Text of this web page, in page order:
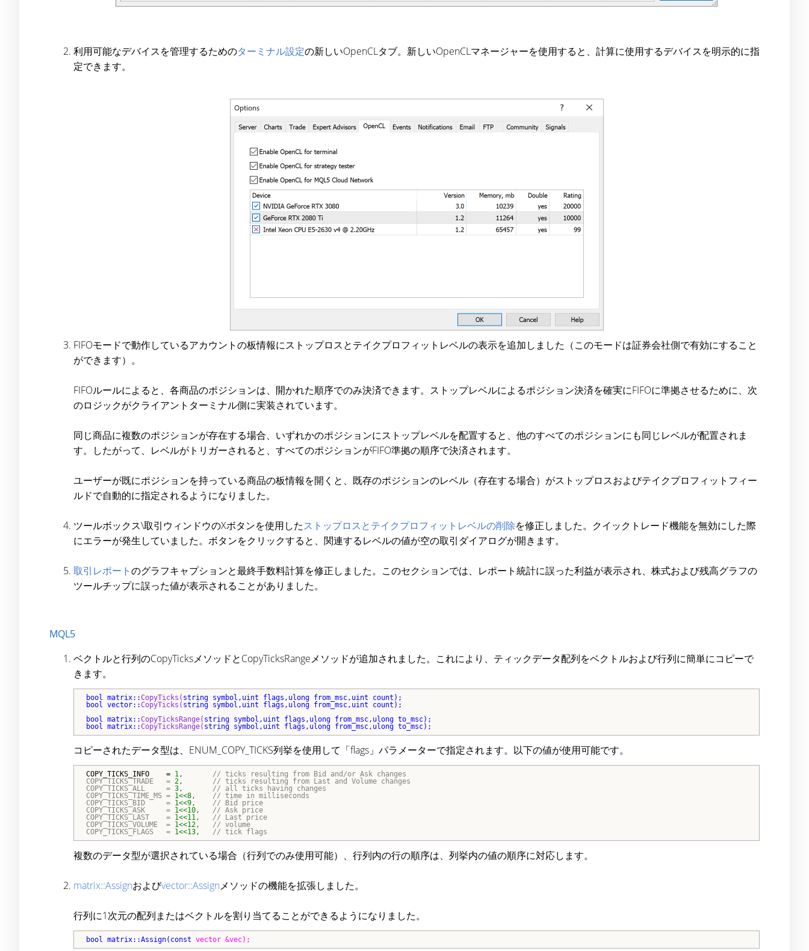
利用可能なデバイスを管理するためのターミナル設定の新しいOpenCLタブ。新しいOpenCLマネージャーを使用すると、計算に使用するデバイスを明示的に指
定できます。
FIFOモードで動作しているアカウントの板情報にストップロスとテイクプロフィットレベルの表示を追加しました（このモードは証券会社側で有効にすること
ができます）。
FIFOルールによると、各商品のポジションは、開かれた順序でのみ決済できます。ストップレベルによるポジション決済を確実にFIFOに準拠させるために、次
のロジックがクライアントターミナル側に実装されています。
同じ商品に複数のポジションが存在する場合、いずれかのポジションにストップレベルを配置すると、他のすべてのポジションにも同じレベルが配置されま
す。したがって、レベルがトリガーされると、すべてのポジションがFIFO準拠の順序で決済されます。
ユーザーが既にポジションを持っている商品の板情報を開くと、既存のポジションのレベル（存在する場合）がストップロスおよびテイクプロフィットフィー
ルドで自動的に指定されるようになりました。
ツールボックス\取引ウィンドウのXボタンを使用したストップロスとテイクプロフィットレベルの削除を修正しました。クイックトレード機能を無効にした際
にエラーが発生していました。ボタンをクリックすると、関連するレベルの値が空の取引ダイアログが開きます。
取引レポートのグラフキャプションと最終手数料計算を修正しました。このセクションでは、レポート統計に誤った利益が表示され、株式および残高グラフの
ツールチップに誤った値が表示されることがありました。
MQL5
ベクトルと行列のCopyTicksメソッドとCopyTicksRangeメソッドが追加されました。これにより、ティックデータ配列をベクトルおよび行列に簡単にコピーで
きます。
bool matrix::CopyTicks( string symbol, uint flags, ulong from_msc,
bool vector::CopyTicks( string symbol, uint flags, ulong from_msc, uint count);
bool matrix::CopyTicksRange( string symbol, uint flags, ulong from_msc,
bool matrix::CopyTicksRange( string symbol, uint flags, ulong from_msc, ulong to_msc);
コピーされたデータ型は、ENUM_COPY_TICKS列挙を使用して「flags」パラメーターで指定されます。以下の値が使用可能です。
COPY_TICKS_INFO    = 1, // ticks resulting from Bid and/or Ask changes
COPY_TICKS_TRADE   = 2, // ticks resulting from Last and Volume changes
COPY_TICKS_ALL     = 3, // all ticks having changes
COPY_TICKS_TIME_MS = 1<<8, // time in milliseconds
COPY_TICKS_BID     = 1<<9, // Bid price
COPY_TICKS_ASK     = 1<<10, // Ask price
COPY_TICKS_LAST    = 1<<11, // Last price
COPY_TICKS_VOLUME  = 1<<12, // volume
COPY_TICKS_FLAGS   = 1<<13, // tick flags
複数のデータ型が選択されている場合（行列でのみ使用可能）、行列内の行の順序は、列挙内の値の順序に対応します。
matrix::Assignおよびvector::Assignメソッドの機能を拡張しました。
行列に1次元の配列またはベクトルを割り当てることができるようになりました。
bool matrix::Assign( const vector &vec);